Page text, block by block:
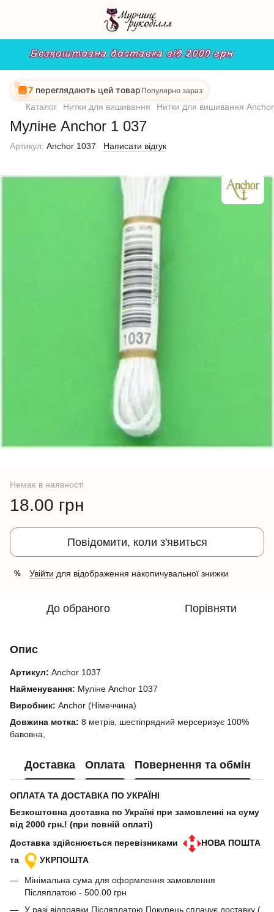
7 переглядають цей товар Популярно зараз
Каталог Нитки для вишивання Нитки для вишивання Anchor
Муліне Anchor 1 037
Артикул: Anchor 1037 Написати відгук
Немає в наявності
18.00 грн
Повідомити, коли з'явиться
% Увійти для відображення накопичувальної знижки
До обраного Порівняти
Опис
Артикул: Anchor 1037
Найменування: Муліне Anchor 1037
Виробник: Anchor (Німеччина)
Довжина мотка: 8 метрів, шестіпрядний мерсеризує 100%
бавовна,
Доставка Оплата Повернення та обмін
ОПЛАТА ТА ДОСТАВКА ПО УКРАЇНІ
Безкоштовна доставка по Україні при замовленні на суму
від 2000 грн.! (при повній оплаті)
Доставка здійснюється перевізниками
НОВА ПОШТА
та
УКРПОШТА
Мінімальна сума для оформлення замовлення
Післяплатою - 500.00 грн
У разі відправки Післяплатою Покупець сплачує доставку (